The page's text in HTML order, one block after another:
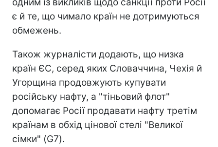
є й те, що чимало країн не дотримуються
обмежень.
Також журналісти додають, що низка
країн ЄС, серед яких Словаччина, Чехія й
Угорщина продовжують купувати
російську нафту, а "тіньовий флот"
допомагає Росії продавати нафту третім
країнам в обхід цінової стелі "Великої
сімки" (G7).